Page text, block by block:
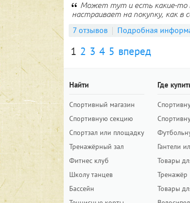
Может тут и есть какие-то
настраивает на покупку, как в
7 отзывов Подробная
1 2 3 4 5 вперед
Найти
Спортивный магазин
Спортивную секцию
Спортзал или площадку
Тренажёрный зал
Фитнес клуб
Школу танцев
Бассейн
Где
Гантели
Товары
Тренажёр
Товары